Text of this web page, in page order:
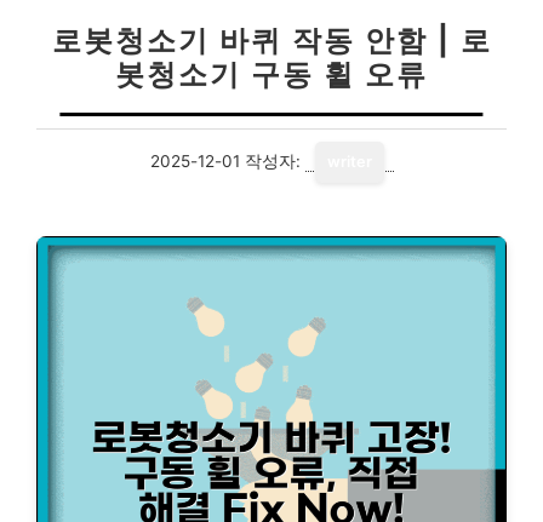
로봇청소기 바퀴 작동 안함 | 로
봇청소기 구동 휠 오류
2025-12-01 작성자: